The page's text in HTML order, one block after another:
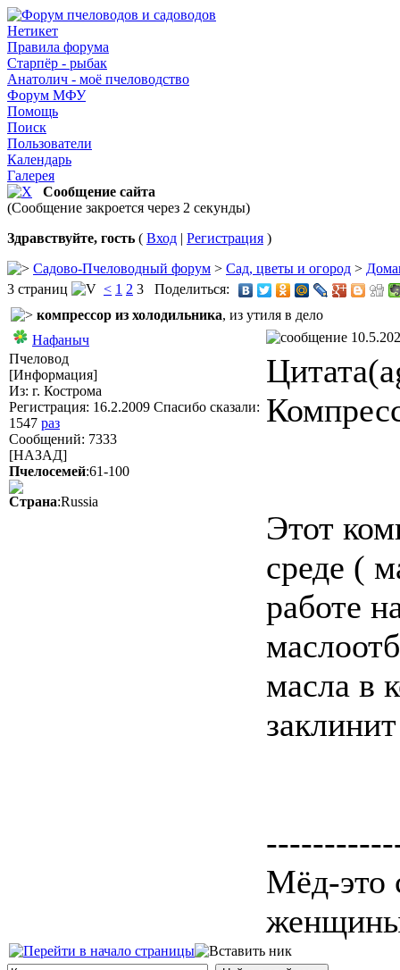
Нетикет
Правила форума
Старпёр - рыбак
Анатолич - моё пчеловодство
Форум МФУ
Помощь
Поиск
Пользователи
Календарь
Галерея
Сообщение сайта
(Сообщение закроется через 2 секунды)
Здравствуйте, гость ( Вход | Регистрация )
Садово-Пчеловодный форум > Сад, цветы и огород >
3 страниц
< 1 2 3
Поделиться:
компрессор из холодильника, из утиля в дело
Нафаныч
Пчеловод
[Информация]
Из: г. Кострома
Регистрация: 16.2.2009 Спасибо сказали:
1547 раз
Сообщений: 7333
[НАЗАД]
Пчелосемей:61-100
Страна:Russia
Этот
среде (
работе
масла в
заклинит
Мёд-это